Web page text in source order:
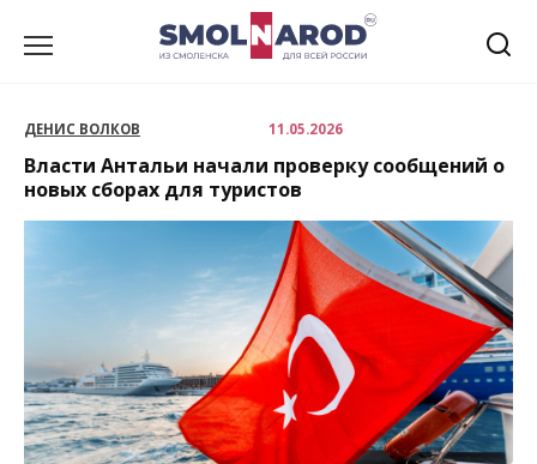
ДЕНИС ВОЛКОВ 11.05.2026
Власти Антальи начали проверку сообщений о
новых сборах для туристов